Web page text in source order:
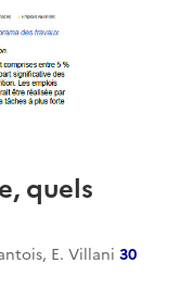
quels
E. Villani 30